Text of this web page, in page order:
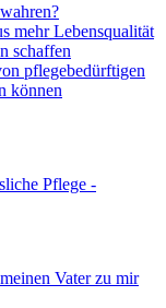
mehr Lebensqualität
schaffen
pflegebedürftigen
können
Pflege -
Vater zu mir